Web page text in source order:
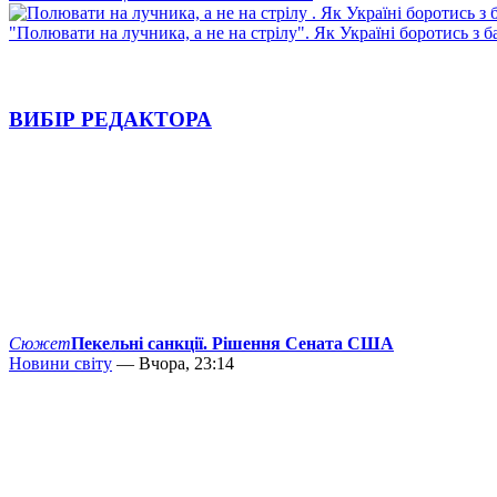
"Полювати на лучника, а не на стрілу". Як Україні боротись з
ВИБІР РЕДАКТОРА
СюжетПекельні санкції. Рішення Сената США
Новини світу — Вчора, 23:14